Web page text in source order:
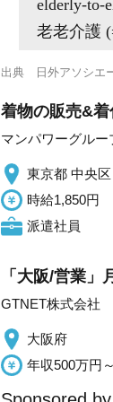
elderly-to-
老老介護
出典 日外アソシエ
着物の販売&
マンパワーグルー
東京都 中央区
時給1,850円
派遣社員
「大阪/営業
GTNET株式会社
大阪府
年収500万円